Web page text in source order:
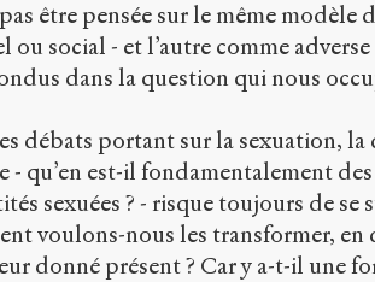
être pensée sur le même modèle
ou social - et l’autre comme
dans la question qui nous
débats portant sur la sexuation,
qu’en est-il fondamentalement
sexuées ? - risque toujours de
voulons-nous les transformer, en
donné présent ? Car y a-t-il une